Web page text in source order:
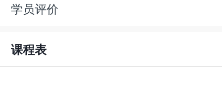
学员评价
课程表